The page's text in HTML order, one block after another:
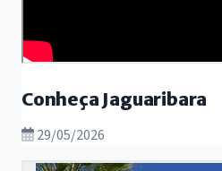
Conheça Jaguaribara
29/05/2026